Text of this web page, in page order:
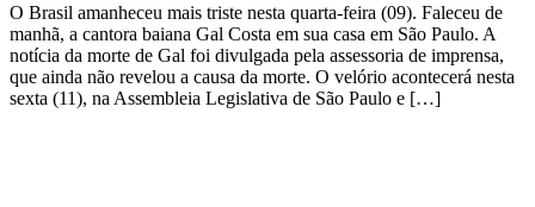
O Brasil amanheceu mais triste nesta quarta-feira (09). Faleceu de
manhã, a cantora baiana Gal Costa em sua casa em São Paulo. A
notícia da morte de Gal foi divulgada pela assessoria de imprensa,
que ainda não revelou a causa da morte. O velório acontecerá nesta
sexta (11), na Assembleia Legislativa de São Paulo e […]